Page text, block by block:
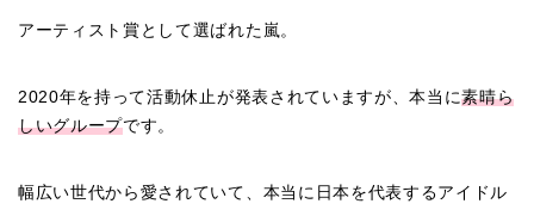
アーティスト賞として選ばれた嵐。
2020年を持って活動休止が発表されていますが、本当に素晴ら
しいグループです。
幅広い世代から愛されていて、本当に日本を代表するアイドル